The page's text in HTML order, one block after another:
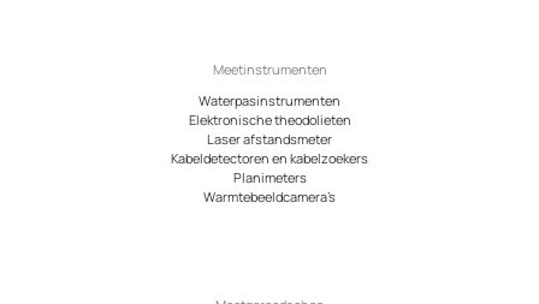
Meetinstrumenten
Waterpasinstrumenten
Elektronische theodolieten
Laser afstandsmeter
Kabeldetectoren en kabelzoekers
Planimeters
Warmtebeeldcamera’s